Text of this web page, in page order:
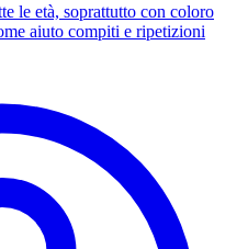
le età, soprattutto con coloro
aiuto compiti e ripetizioni